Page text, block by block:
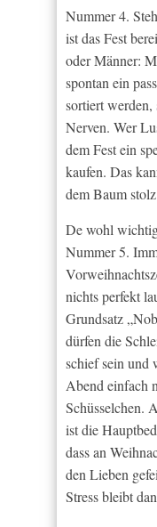
Nummer 4.
ist das Fest
oder Männer:
spontan ein
sortiert werden,
Nerven. Wer
dem Fest ein
kaufen. Das
dem Baum
De wohl
Nummer 5.
nichts perfekt
Grundsatz
dürfen die
schief sein und
Abend einfach
Schüsselchen.
ist die
dass an
den Lieben
Stress bleibt